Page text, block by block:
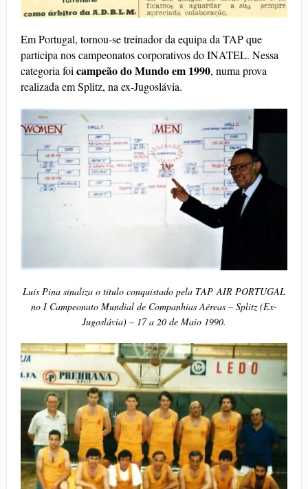
Em Portugal, tornou-se treinador da equipa da TAP que
participa nos campeonatos corporativos do INATEL. Nessa
categoria foi campeão do Mundo em 1990, numa prova
realizada em Splitz, na ex-Jugoslávia.
Luís Pina sinaliza o titulo conquistado pela TAP AIR PORTUGAL
no I Campeonato Mundial de Companhias Aéreas – Splitz (Ex-
Jugoslávia) – 17 a 20 de Maio 1990.